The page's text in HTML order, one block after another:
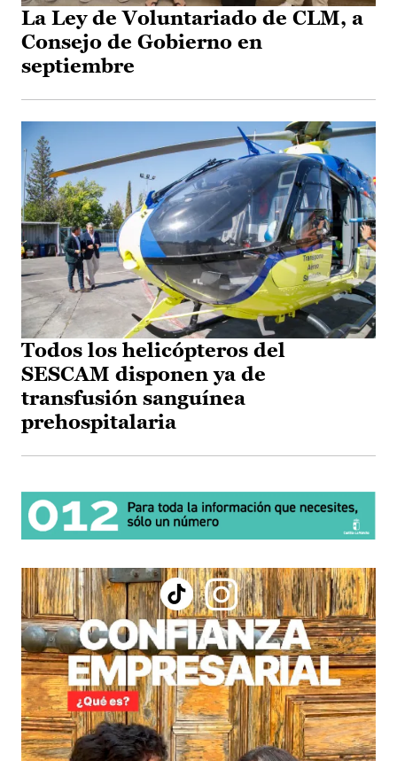
La Ley de Voluntariado de CLM, a
Consejo de Gobierno en
septiembre
Todos los helicópteros del
SESCAM disponen ya de
transfusión sanguínea
prehospitalaria